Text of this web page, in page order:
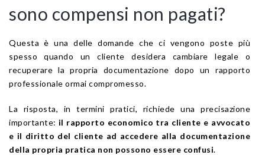
sono compensi non pagati?
Questa è una delle domande che ci vengono poste più
spesso quando un cliente desidera cambiare legale o
recuperare la propria documentazione dopo un rapporto
professionale ormai compromesso.
La risposta, in termini pratici, richiede una precisazione
importante: il rapporto economico tra cliente e avvocato
e il diritto del cliente ad accedere alla documentazione
della propria pratica non possono essere confusi.